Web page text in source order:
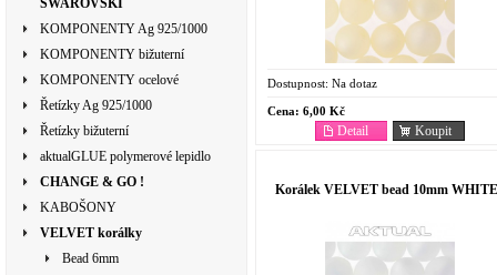
SWAROVSKI
KOMPONENTY Ag 925/1000
KOMPONENTY bižuterní
KOMPONENTY ocelové
Řetízky Ag 925/1000
Řetízky bižuterní
aktualGLUE polymerové lepidlo
CHANGE & GO !
KABOŠONY
VELVET korálky
Bead 6mm
Dostupnost: Na dotaz
Cena: 6,00 Kč
Koupit
Detail
Korálek VELVET bead 10mm WHITE